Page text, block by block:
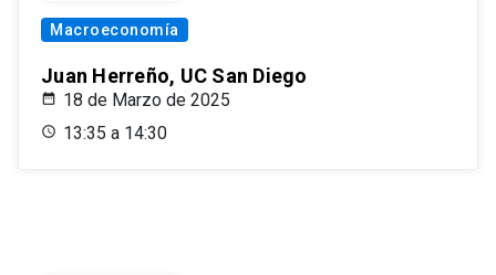
Macroeconomía
Juan Herreño, UC San Diego
18 de Marzo de 2025
13:35 a 14:30